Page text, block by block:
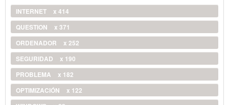
INTERNET
x 414
QUESTION
x 371
ORDENADOR
x 252
SEGURIDAD
x 190
PROBLEMA
x 182
OPTIMIZACIÓN
x 122